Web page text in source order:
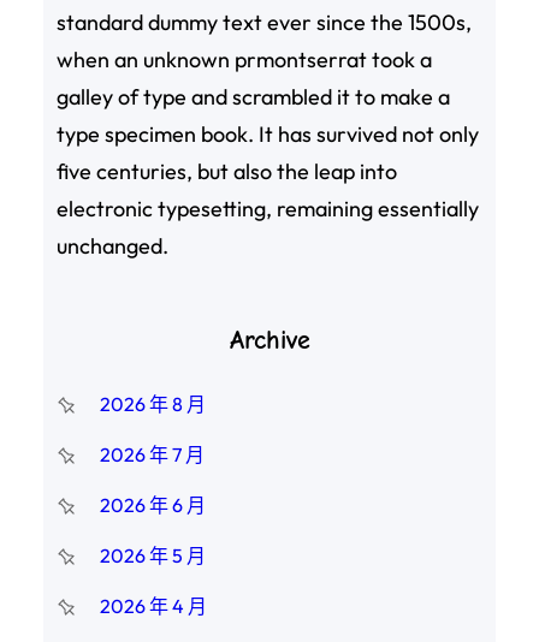
standard dummy text ever since the 1500s,
when an unknown prmontserrat took a
galley of type and scrambled it to make a
type specimen book. It has survived not only
five centuries, but also the leap into
electronic typesetting, remaining essentially
unchanged.
Archive
2026 年 8 月
2026 年 7 月
2026 年 6 月
2026 年 5 月
2026 年 4 月